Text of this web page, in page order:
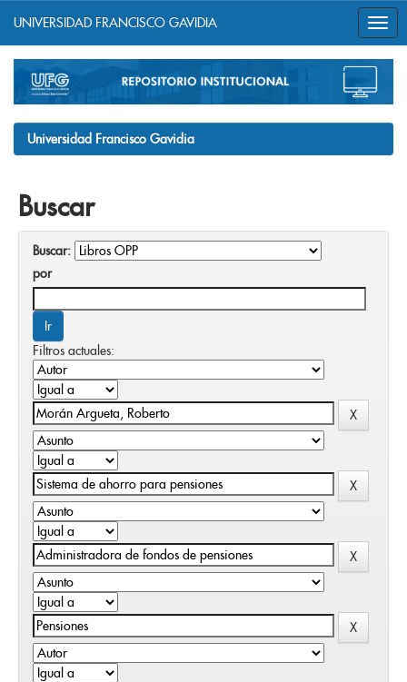
navigation
UNIVERSIDAD FRANCISCO GAVIDIA
Universidad Francisco Gavidia
Buscar
Buscar:
por
Filtros actuales: